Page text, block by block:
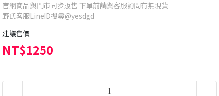
官網商品與門市同步販售 下單前請與客服詢問有無現貨
野氏客服LineID搜尋@yesdgd
建議售價
NT$1250